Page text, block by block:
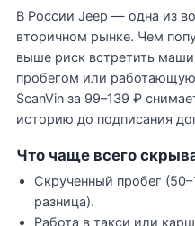
В России Jeep — одна из
вторичном рынке. Чем
выше риск встретить
пробегом или
ScanVin за 99–139 ₽
историю до подписания
Что чаще всего
Скрученный пробег
разница).
Работа в такси или